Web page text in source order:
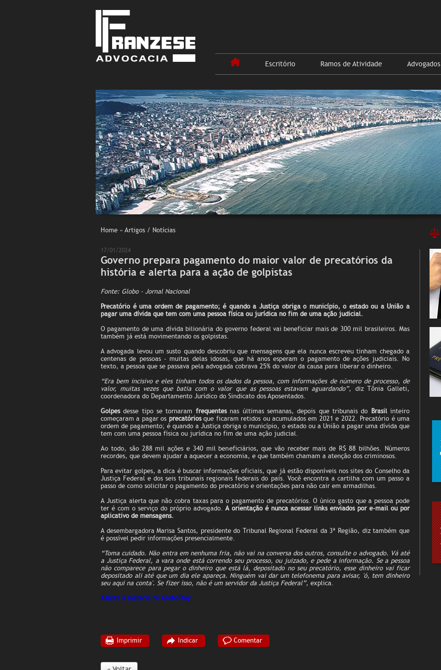
Escritório Ramos de Atividade Advogados
Home » Artigos / Notícias
17/01/2024
Governo prepara pagamento do maior valor de precatórios da
história e alerta para a ação de golpistas
Fonte: Globo - Jornal Nacional
Precatório é uma ordem de pagamento; é quando a Justiça obriga o município, o estado ou a União a
pagar uma dívida que tem com uma pessoa física ou jurídica no fim de uma ação judicial.
O pagamento de uma dívida bilionária do governo federal vai beneficiar mais de 300 mil brasileiros. Mas
também já está movimentando os golpistas.
A advogada levou um susto quando descobriu que mensagens que ela nunca escreveu tinham chegado a
centenas de pessoas - muitas delas idosas, que há anos esperam o pagamento de ações judiciais. No
texto, a pessoa que se passava pela advogada cobrava 25% do valor da causa para liberar o dinheiro.
“Era bem incisivo e eles tinham todos os dados da pessoa, com informações de número de processo, de
valor, muitas vezes que batia com o valor que as pessoas estavam aguardando”, diz Tônia Galleti,
coordenadora do Departamento Jurídico do Sindicato dos Aposentados.
Golpesdesse tipo se tornaram frequentesnas últimas semanas, depois que tribunais do Brasilinteiro
começaram a pagar os precatóriosque ficaram retidos ou acumulados em 2021 e 2022. Precatório é uma
ordem de pagamento; é quando a Justiça obriga o município, o estado ou a União a pagar uma dívida que
tem com uma pessoa física ou jurídica no fim de uma ação judicial.
Ao todo, são 288 mil ações e 340 mil beneficiários, que vão receber mais de R$ 88 bilhões. Números
recordes, que devem ajudar a aquecer a economia, e que também chamam a atenção dos criminosos.
Para evitar golpes, a dica é buscar informações oficiais, que já estão disponíveis nos sites do Conselho da
Justiça Federal e dos seis tribunais regionais federais do país. Você encontra a cartilha com um passo a
passo de como solicitar o pagamento do precatório e orientações para não cair em armadilhas.
A Justiça alerta que não cobra taxas para o pagamento de precatórios. O único gasto que a pessoa pode
ter é com o serviço do próprio advogado. A orientação é nunca acessar links enviados por e-mail ou por
aplicativo de mensagens.
A desembargadora Marisa Santos, presidente do Tribunal Regional Federal da 3ª Região, diz também que
é possível pedir informações presencialmente.
“Toma cuidado. Não entra em nenhuma fria, não vai na conversa dos outros, consulte o advogado. Vá até
a Justiça Federal, a vara onde está correndo seu processo, ou juizado, e pede a informação. Se a pessoa
não comparece para pegar o dinheiro que está lá, depositado no seu precatório, esse dinheiro vai ficar
depositado ali até que um dia ele apareça. Ninguém vai dar um telefonema para avisar, 'ó, tem dinheiro
seu aqui na conta'. Se fizer isso, não é um servidor da Justiça Federal”, explica.
Assista à matéria no GloboPlay
Imprimir Indicar Comentar